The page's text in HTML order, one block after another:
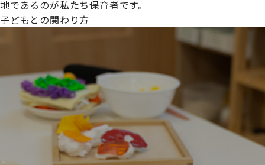
地であるのが私たち保育者です。
子どもとの関わり方